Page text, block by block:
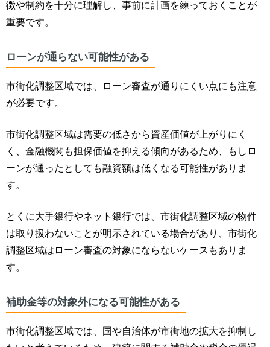
徴や制約を十分に理解し、事前に計画を練っておくことが
重要です。
ローンが通らない可能性がある
市街化調整区域では、ローン審査が通りにくい点にも注意
が必要です。
市街化調整区域は需要の低さから資産価値が上がりにく
く、金融機関も担保価値を抑える傾向があるため、もしロ
ーンが通ったとしても融資額は低くなる可能性がありま
す。
とくに大手銀行やネット銀行では、市街化調整区域の物件
は取り扱わないことが明示されている場合があり、市街化
調整区域はローン審査の対象にならないケースもありま
す。
補助金等の対象外になる可能性がある
市街化調整区域では、国や自治体が市街地の拡大を抑制し